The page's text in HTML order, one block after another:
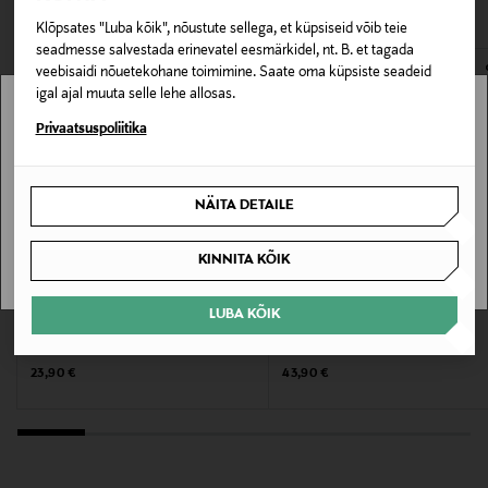
Klõpsates "Luba kõik", nõustute sellega, et küpsiseid võib teie
seadmesse salvestada erinevatel eesmärkidel, nt. B. et tagada
veebisaidi nõuetekohane toimimine. Saate oma küpsiste seadeid
igal ajal muuta selle lehe allosas.
Privaatsuspoliitika
NÄITA DETAILE
KINNITA KÕIK
LUBA KÕIK
Nahatüüp
Kõik nahatüübid, Vananemisvastane
Suurus
PRANTSUSMAA
avamata originaalpakendis.
E-POE TAGASTUSED
Original Price
23,90 €
Original Price
43,90 €
Stockmann pole Sinu riigis saadaval.
SAAN ARU